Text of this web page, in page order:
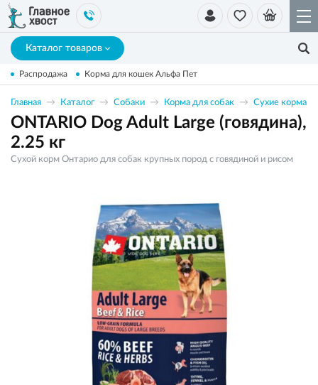
Каталог товаров
Распродажа Корма для кошек Альфа Пет
Главная Каталог Собаки Корма для собак Сухие корма
ONTARIO Dog Adult Large (говядина),
2.25 кг
Сухой корм Онтарио для собак крупных пород с говядиной и рисом